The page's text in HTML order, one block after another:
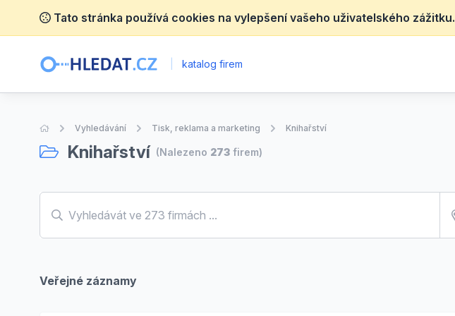
Tato stránka používá cookies na vylepšení vašeho uživatelského zážitku.
katalog firem
Úvodní stránka
Vyhledávání Tisk, reklama a marketing Knihařství
Knihařství (Nalezeno 273 firem)
Veřejné záznamy